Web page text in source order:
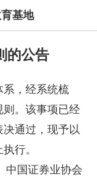
基地
的公告
，经系统梳
。该事项已经
通过，现予以
行。
国证券业协会